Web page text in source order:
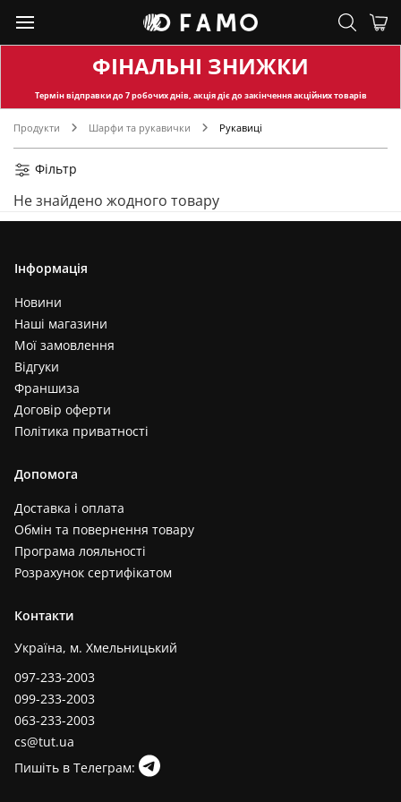
ФІНАЛЬНІ ЗНИЖКИ
Термін відправкидо 7 робочих днів, акція діє до закінчення акційних товарів
Продукти Шарфи та рукавички Рукавиці
Фільтр
Не знайдено жодного товару
Інформація
Новини
Наші магазини
Мої замовлення
Відгуки
Франшиза
Договір оферти
Політика приватності
Допомога
Доставка і оплата
Обмін та повернення товару
Програма лояльності
Розрахунок сертифікатом
Контакти
Україна, м. Хмельницький
097-233-2003
099-233-2003
063-233-2003
cs@tut.ua
Пишіть в Телеграм: